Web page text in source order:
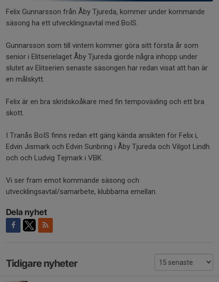
Felix Gunnarsson från Åby Tjureda, kommer under kommande
säsong ha ett utvecklingsavtal med BoIS.
Gunnarsson som till vintern kommer göra sitt första år som
senior i Elitserielaget Åby Tjureda gjorde några inhopp under
slutet av Elitserien senaste säsongen har redan visat att han är
en målskytt.
Felix är en bra skridskoåkare med fin tempoväxling och ett bra
skott.
I Tranås BoIS finns redan ett gäng kända ansikten för Felix i,
Edvin Jismark och Edvin Sunbring i Åby Tjureda och Vilgot Lindh
och och Ludvig Tejmark i VBK.
Vi ser fram emot kommande säsong och
utvecklingsavtal/samarbete, klubbarna emellan.
Dela nyhet
Tidigare nyheter